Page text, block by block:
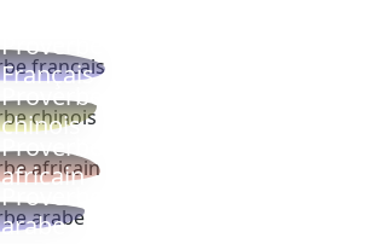
Proverbe
Français
Proverbe
chinois
Proverbe
africain
Proverbe
arabe